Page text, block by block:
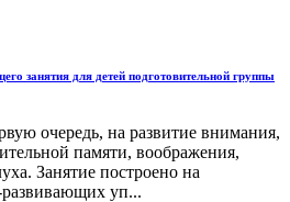
занятия для детей подготовительной группы
очередь, на развитие внимания,
памяти, воображения,
Занятие построено на
уп...